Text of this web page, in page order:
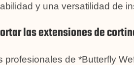
y una versatilidad de
las extensiones de
profesionales de *Butterfly